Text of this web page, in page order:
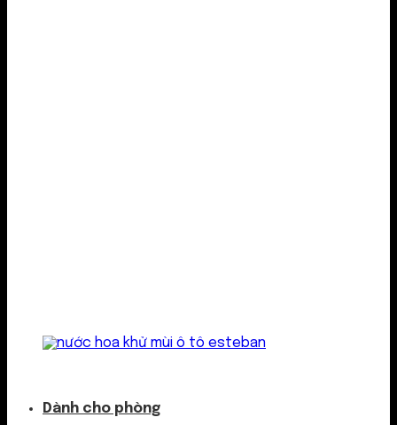
Dành cho phòng